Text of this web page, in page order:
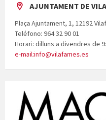
AJUNTAMENT DE
Plaça Ajuntament, 1, 12192
Teléfono: 964 32 90 01
Horari: dilluns a divendres de
e-mail:info@vilafames.es